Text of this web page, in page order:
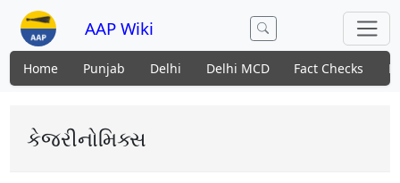
AAP Wiki
Home Punjab Delhi Delhi MCD Fact Checks
કેજરીનોમિક્સ